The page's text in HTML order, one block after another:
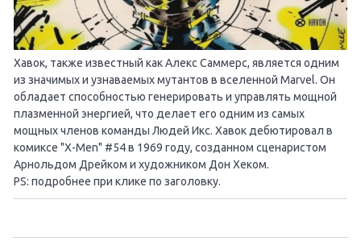
Хавок, также известный как Алекс Саммерс, является одним
из значимых и узнаваемых мутантов в вселенной Marvel. Он
обладает способностью генерировать и управлять мощной
плазменной энергией, что делает его одним из самых
мощных членов команды Людей Икс. Хавок дебютировал в
комиксе "X-Men" #54 в 1969 году, созданном сценаристом
Арнольдом Дрейком и художником Дон Хеком.
PS: подробнее при клике по заголовку.